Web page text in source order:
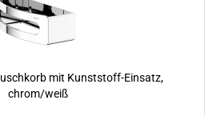
mit Kunststoff-​Einsatz,
chrom/weiß